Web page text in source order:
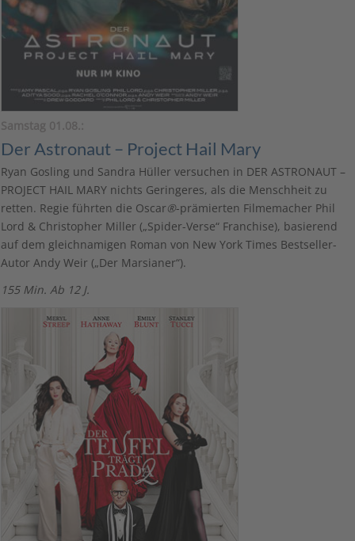
Samstag 01.08.:
Der Astronaut – Project Hail Mary
Ryan Gosling und Sandra Hüller versuchen in DER ASTRONAUT –
PROJECT HAIL MARY nichts Geringeres, als die Menschheit zu
retten. Regie führten die Oscar®-prämierten Filmemacher Phil
Lord & Christopher Miller („Spider-Verse“ Franchise), basierend
auf dem gleichnamigen Roman von New York Times Bestseller-
Autor Andy Weir („Der Marsianer“).
155 Min. Ab 12 J.